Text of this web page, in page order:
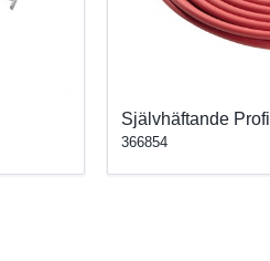
Självhäftande Profil
366854